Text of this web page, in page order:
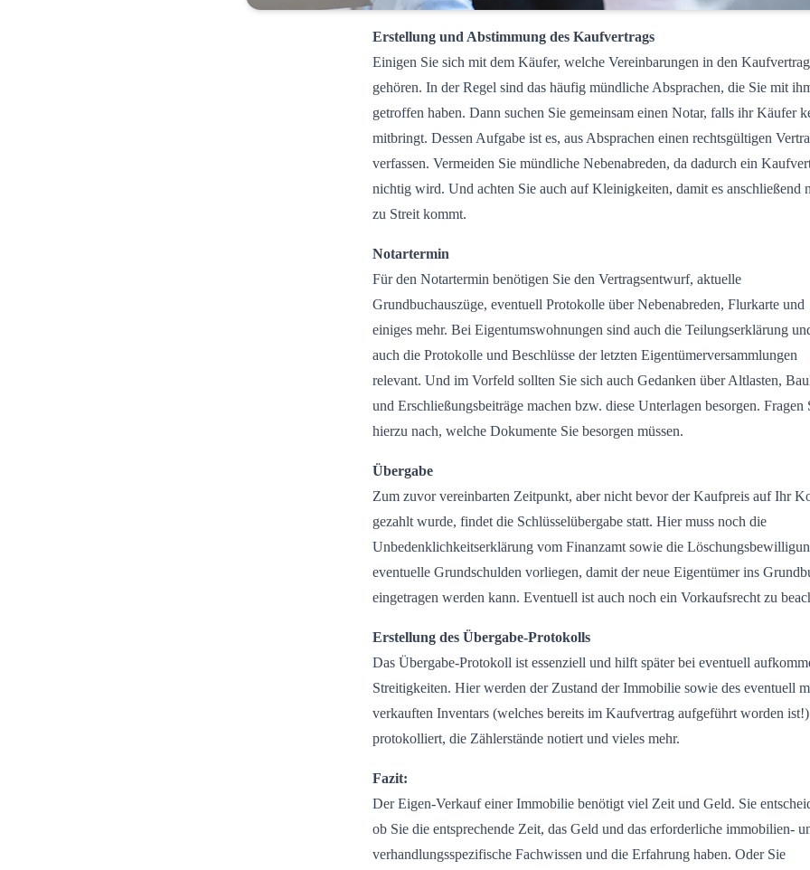
Erstellung und Abstimmung des Kaufvertrags
Einigen Sie sich mit dem Käufer, welche Vereinbarungen in den Kaufvertrag
gehören. In der Regel sind das häufig mündliche Absprachen, die Sie mit
getroffen haben. Dann suchen Sie gemeinsam einen Notar, falls ihr Käufer
mitbringt. Dessen Aufgabe ist es, aus Absprachen einen rechtsgültigen
verfassen. Vermeiden Sie mündliche Nebenabreden, da dadurch ein
nichtig wird. Und achten Sie auch auf Kleinigkeiten, damit es anschließend
zu Streit kommt.
Notartermin
Für den Notartermin benötigen Sie den Vertragsentwurf, aktuelle
Grundbuchauszüge, eventuell Protokolle über Nebenabreden, Flurkarte und
einiges mehr. Bei Eigentumswohnungen sind auch die Teilungserklärung
auch die Protokolle und Beschlüsse der letzten Eigentümerversammlungen
relevant. Und im Vorfeld sollten Sie sich auch Gedanken über Altlasten,
und Erschließungsbeiträge machen bzw. diese Unterlagen besorgen. Fragen
hierzu nach, welche Dokumente Sie besorgen müssen.
Übergabe
Zum zuvor vereinbarten Zeitpunkt, aber nicht bevor der Kaufpreis auf Ihr
gezahlt wurde, findet die Schlüsselübergabe statt. Hier muss noch die
Unbedenklichkeitserklärung vom Finanzamt sowie die
eventuelle Grundschulden vorliegen, damit der neue Eigentümer ins
eingetragen werden kann. Eventuell ist auch noch ein Vorkaufsrecht zu
Erstellung des Übergabe-Protokolls
Das Übergabe-Protokoll ist essenziell und hilft später bei eventuell
Streitigkeiten. Hier werden der Zustand der Immobilie sowie des eventuell
verkauften Inventars (welches bereits im Kaufvertrag aufgeführt worden ist!)
protokolliert, die Zählerstände notiert und vieles mehr.
Fazit:
Der Eigen-Verkauf einer Immobilie benötigt viel Zeit und Geld. Sie
ob Sie die entsprechende Zeit, das Geld und das erforderliche immobilien-
verhandlungsspezifische Fachwissen und die Erfahrung haben. Oder Sie